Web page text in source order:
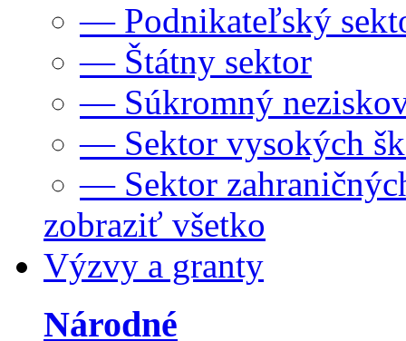
— Podnikateľský
— Štátny sektor
— Súkromný
— Sektor vysokých
— Sektor
zobraziť všetko
Výzvy a granty
Národné